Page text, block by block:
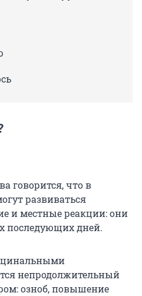
говорится, что в
развиваться
и местные реакции: они
последующих дней.
непродолжительный
озноб, повышение